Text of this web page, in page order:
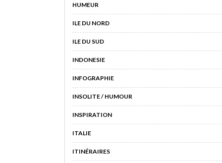
HUMEUR
ILE DU NORD
ILE DU SUD
INDONESIE
INFOGRAPHIE
INSOLITE / HUMOUR
INSPIRATION
ITALIE
ITINÉRAIRES